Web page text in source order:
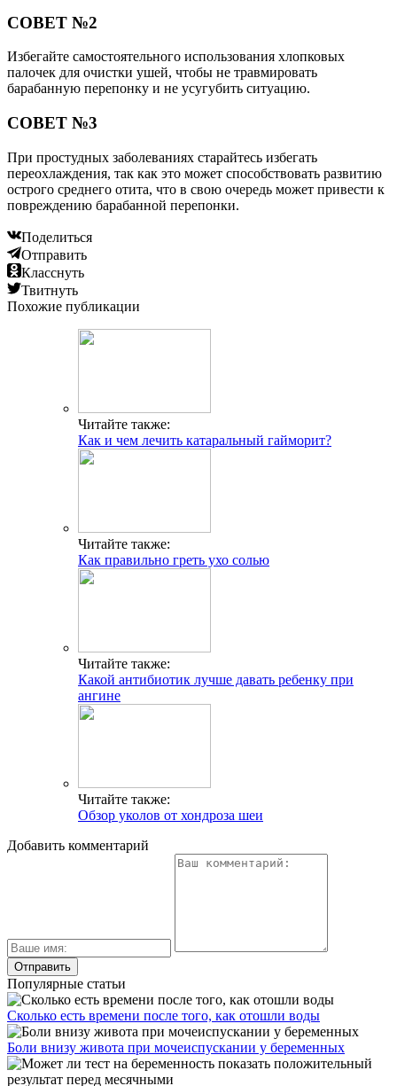
СОВЕТ №2
Избегайте самостоятельного использования хлопковых
палочек для очистки ушей, чтобы не травмировать
барабанную перепонку и не усугубить ситуацию.
СОВЕТ №3
При простудных заболеваниях старайтесь избегать
переохлаждения, так как это может способствовать развитию
острого среднего отита, что в свою очередь может привести к
повреждению барабанной перепонки.
Поделиться
Отправить
Класснуть
Твитнуть
Похожие публикации
Читайте также:
Как и чем лечить катаральный гайморит?
Читайте также:
Как правильно греть ухо солью
Читайте также:
Какой антибиотик лучше давать ребенку при
ангине
Читайте также:
Обзор уколов от хондроза шеи
Добавить комментарий
Популярные статьи
Сколько есть времени после того, как отошли воды
Боли внизу живота при мочеиспускании у беременных